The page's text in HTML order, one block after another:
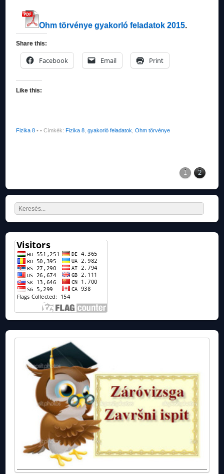
Ohm törvénye gyakorló feladatok 2015.
Share this:
Facebook Email Print
Like this:
Fizika 8 • • Címkék: Fizika 8 ,gyakorló feladatok ,Ohm törvénye
1 2